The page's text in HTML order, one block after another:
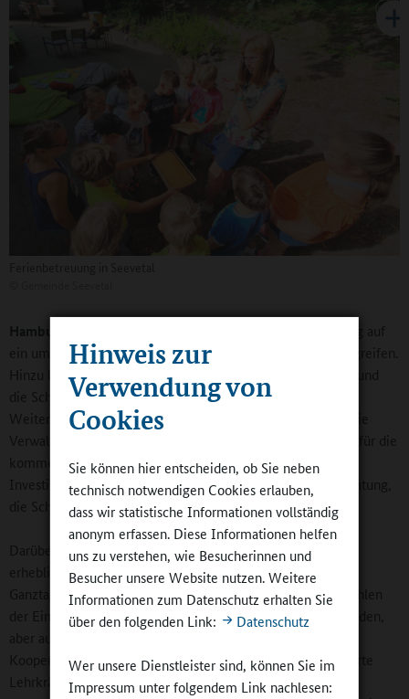
Hinweis zur
Verwendung von
Cookies
Sie können hier entscheiden, ob Sie neben
technisch notwendigen Cookies erlauben,
dass wir statistische Informationen vollständig
anonym erfassen. Diese Informationen helfen
uns zu verstehen, wie Besucherinnen und
Besucher unsere Website nutzen. Weitere
Informationen zum Datenschutz erhalten Sie
über den folgenden Link:
Datenschutz
Wer unsere Dienstleister sind, können Sie im
Impressum unter folgendem Link nachlesen:
Hamburg:
Das schulische Personal kann im Bereich Ganztag auf
ein umfangreiches Fortbildungsangebot des Landes zurückgreifen.
Hinzu kommen die Fachberatungen für Unterrichtsqualität und
die Schulentwicklungsberatung, die die Schulen bei der
Weiterentwicklung tatkräftig unterstützen können. Durch die
Verwaltungsvereinbarung des Bundes erhält Niedersachsen für die
kommenden Jahre weitere rund 278 Millionen Euro für die
Investition in die Schulen. Zudem gibt es eine Schulbauberatung,
die Schulträger hier bei der Planung beraten kann.
Darüber hinaus beteiligt sich das Land Niedersachsen in
erheblichem Umfang an der personellen Ausstattung der
Ganztagsschulen und damit an den Betriebskosten. Dazu zählen
der Einsatz von Lehrkräften und pädagogischen Mitarbeitenden,
aber auch der Abschluss von Verträgen mit
Kooperationspartnerinnen und -partnern, die über budgetierte
Lehrkräftestunden finanziert werden. Mit den